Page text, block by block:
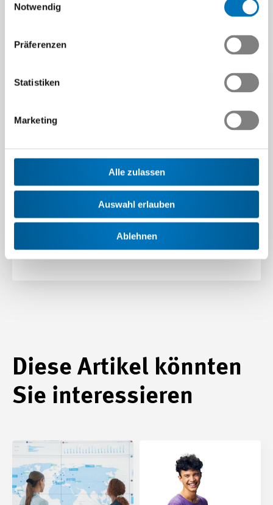
Notwendig
Präferenzen
Statistiken
Marketing
Alle zulassen
Auswahl erlauben
Ablehnen
PowerMEM© ist ein elektronisches
Nachschlagewerk, welches von Swissmem und
Diese Artikel könnten
Sie interessieren